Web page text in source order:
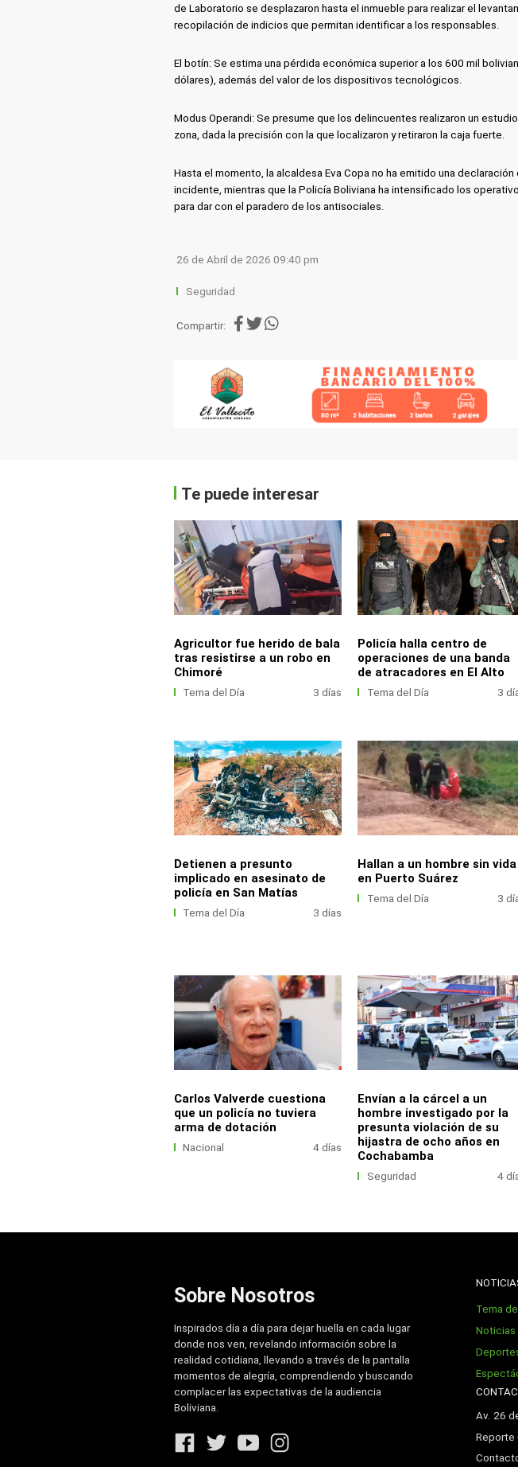
de Laboratorio se desplazaron hasta el inmueble para realizar el
recopilación de indicios que permitan identificar a los responsables.
El botín: Se estima una pérdida económica superior a los 600 mil
dólares), además del valor de los dispositivos tecnológicos.
Modus Operandi: Se presume que los delincuentes realizaron un
zona, dada la precisión con la que localizaron y retiraron la caja fuerte.
Hasta el momento, la alcaldesa Eva Copa no ha emitido una
incidente, mientras que la Policía Boliviana ha intensificado los
para dar con el paradero de los antisociales.
26 de Abril de 2026 09:40 pm
Seguridad
Compartir:
Te puede interesar
Agricultor fue herido de bala
tras resistirse a un robo en
Chimoré
Tema del Día 3 días
Policía halla centro de
operaciones de una banda
de atracadores en El Alto
Tema del Día 3
Detienen a presunto
implicado en asesinato de
policía en San Matías
Tema del Día 3 días
Hallan a un hombre sin vida
en Puerto Suárez
Tema del Día 3
Carlos Valverde cuestiona
que un policía no tuviera
arma de dotación
Nacional 4 días
Envían a la cárcel a un
hombre investigado por la
presunta violación de su
hijastra de ocho años en
Cochabamba
Seguridad 4
Sobre Nosotros
Inspirados día a día para dejar huella en cada lugar
donde nos ven, revelando información sobre la
realidad cotidiana, llevando a través de la pantalla
momentos de alegría, comprendiendo y buscando
complacer las expectativas de la audiencia
Boliviana.
Tema
Noticias
Av. 26
Reporte